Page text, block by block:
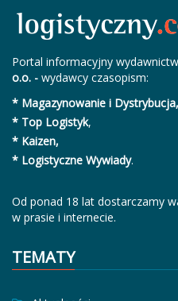
Portal informacyjny
o.o. - wydawcy czasopism:
* Magazynowanie i Dystrybucja,
* Top Logistyk,
* Kaizen,
* Logistyczne Wywiady.
Od ponad 18 lat dostarczamy
w prasie i internecie.
TEMATY